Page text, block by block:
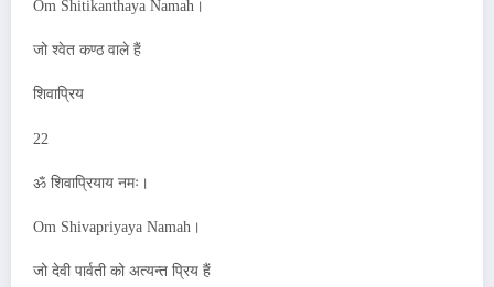
Om Shitikanthaya Namah।
जो श्वेत कण्ठ वाले हैं
शिवाप्रिय
22
ॐ शिवाप्रियाय नमः।
Om Shivapriyaya Namah।
जो देवी पार्वती को अत्यन्त प्रिय हैं